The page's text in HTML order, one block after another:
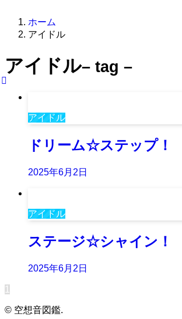
ホーム
アイドル
アイドル– tag –
アイドル
ドリーム☆ステップ！
2025年6月2日
アイドル
ステージ☆シャイン！
2025年6月2日
1
© 空想音図鑑.